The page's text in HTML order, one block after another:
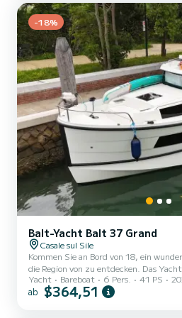
Toiletten mit Dusche.
-18%
Balt-Yacht Balt 37 Grand
Casale sul Sile
Kommen Sie an Bord von 18, ein
die Region von zu entdecken. Das
verspricht hohen Komfort auf See. Das Yacht ist 12 Meter lang
und verfügt über 40.65 PS. Mit seinen
Yacht Bareboat 6 Pers. 41 PS
ab $364,51